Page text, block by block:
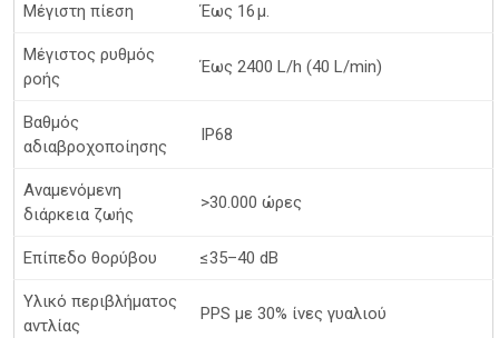
Μέγιστη πίεση Έως 16 μ.
Μέγιστος ρυθμός
ροής
Έως 2400 L/h (40 L/min)
Βαθμός
αδιαβροχοποίησης
IP68
Αναμενόμενη
διάρκεια ζωής
>30.000 ώρες
Επίπεδο θορύβου ≤35–40 dB
Υλικό περιβλήματος
αντλίας
PPS με 30% ίνες γυαλιού